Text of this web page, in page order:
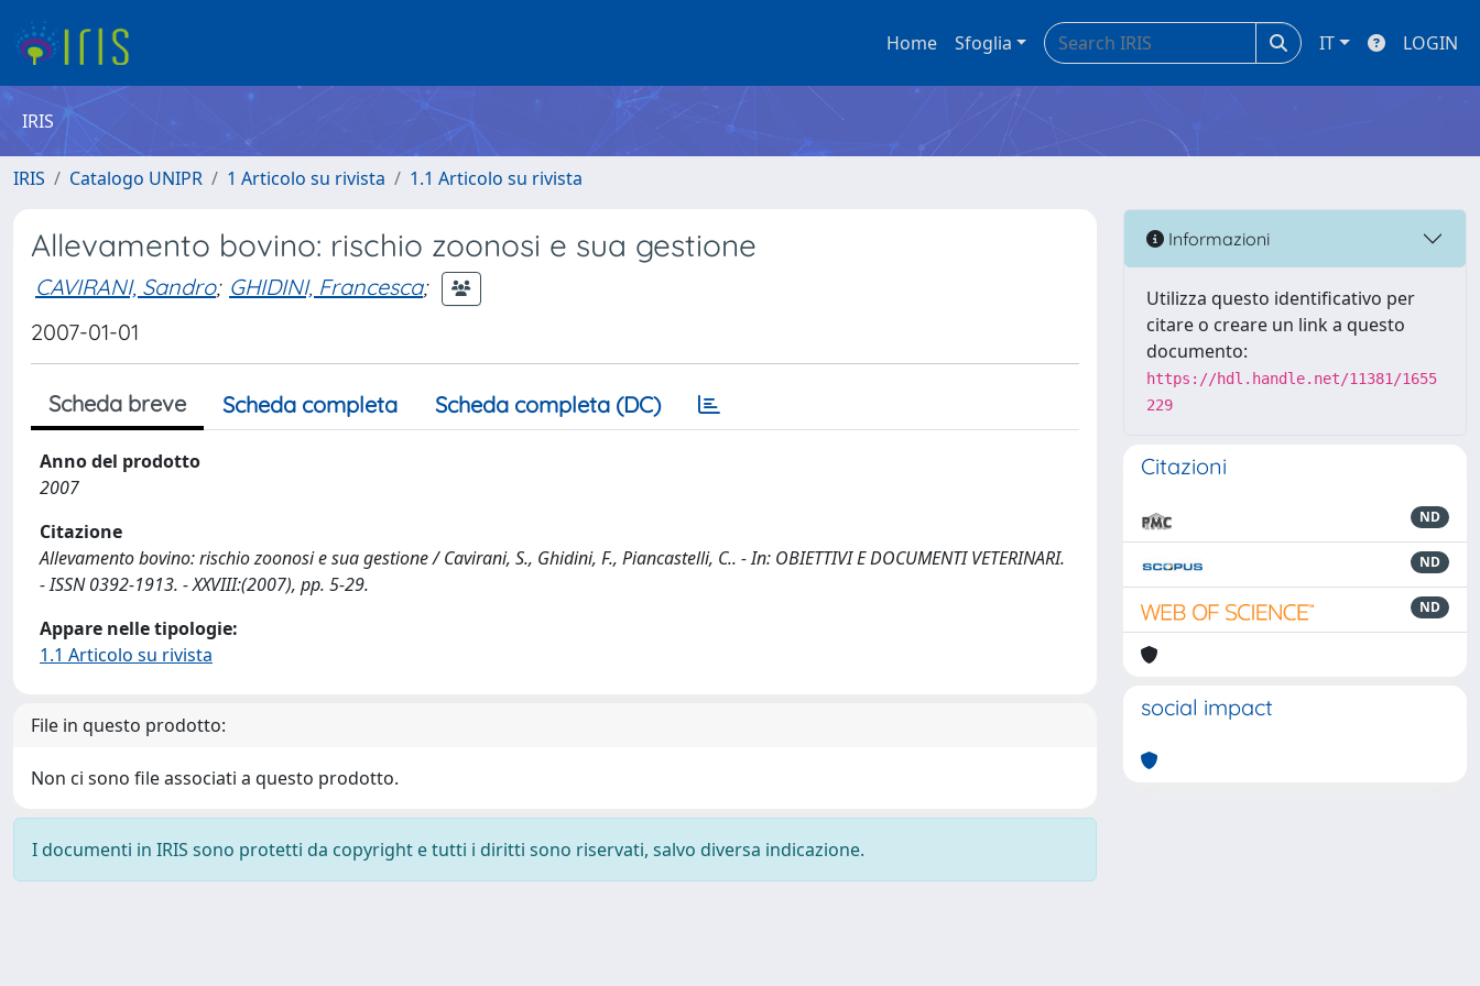
Home Sfoglia IT LOGIN
IRIS
IRIS Catalogo UNIPR 1 Articolo su rivista 1.1 Articolo su rivista
Allevamento bovino: rischio zoonosi e sua gestione
CAVIRANI, Sandro; GHIDINI, Francesca;
2007-01-01
Scheda breve Scheda completa Scheda completa (DC)
Anno del prodotto
2007
Citazione
Allevamento bovino: rischio zoonosi e sua gestione / Cavirani, S., Ghidini, F., Piancastelli, C.. - In: OBIETTIVI E DOCUMENTI VETERINARI.
- ISSN 0392-1913. - XXVIII:(2007), pp. 5-29.
Appare nelle tipologie:
1.1 Articolo su rivista
File in questo prodotto:
Non ci sono file associati a questo prodotto.
I documenti in IRIS sono protetti da copyright e tutti i diritti sono riservati, salvo diversa indicazione.
Informazioni
Utilizza questo identificativo per
citare o creare un link a questo
documento:
https://hdl.handle.net/11381/1655
229
Citazioni
ND
ND
ND
social impact